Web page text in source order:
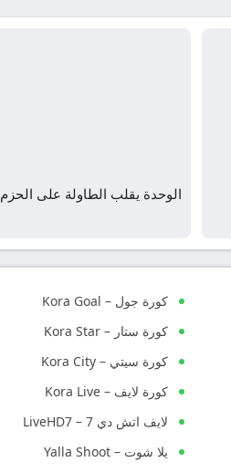
الوحدة يقلب الطاولة على الحزم
كورة جول – Kora Goal
كورة ستار – Kora Star
كورة سيتي – Kora City
كورة لايف – Kora Live
لايف اتش دي 7 – LiveHD7
يلا شوت – Yalla Shoot